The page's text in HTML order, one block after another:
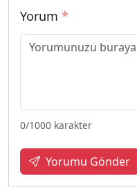
Yorum *
0/1000 karakter
Yorumu Gönder